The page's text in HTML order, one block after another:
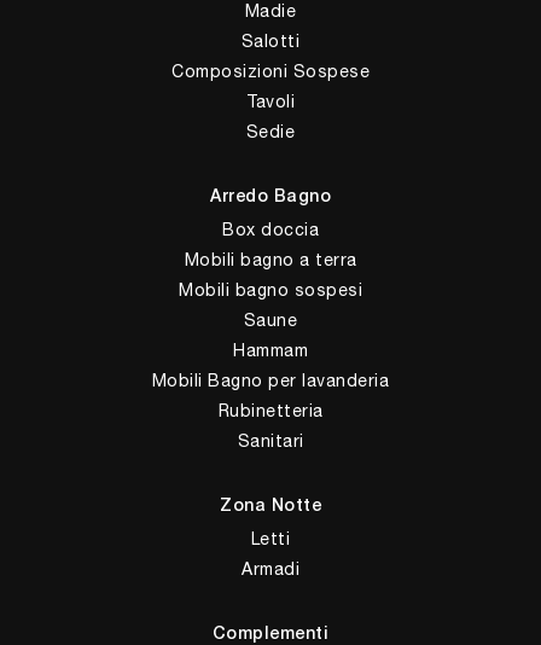
Madie
Salotti
Composizioni Sospese
Tavoli
Sedie
Arredo Bagno
Box doccia
Mobili bagno a terra
Mobili bagno sospesi
Saune
Hammam
Mobili Bagno per lavanderia
Rubinetteria
Sanitari
Zona Notte
Letti
Armadi
Complementi